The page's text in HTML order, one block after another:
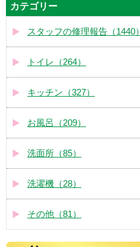
カテゴリー
スタッフの修理報告（1440）
トイレ（264）
キッチン（327）
お風呂（209）
洗面所（85）
洗濯機（28）
その他（81）